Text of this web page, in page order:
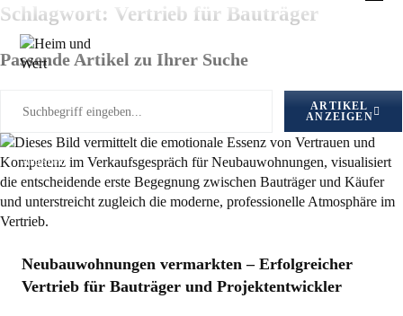
Zum
Inhalt
springen
Schlagwort: Vertrieb für Bauträger
Passende Artikel zu Ihrer Suche
ARTIKEL
ANZEIGEN
Allgemein
Neubauwohnungen vermarkten – Erfolgreicher
Vertrieb für Bauträger und Projektentwickler